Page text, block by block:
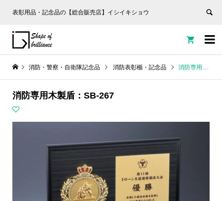
表彰用品・記念品の【総合販売店】イシイキショウ


消防・警察・自衛隊記念品 消防表彰楯・記念品 消防専用木製盾：SB-267
消防専用木製盾：SB-267